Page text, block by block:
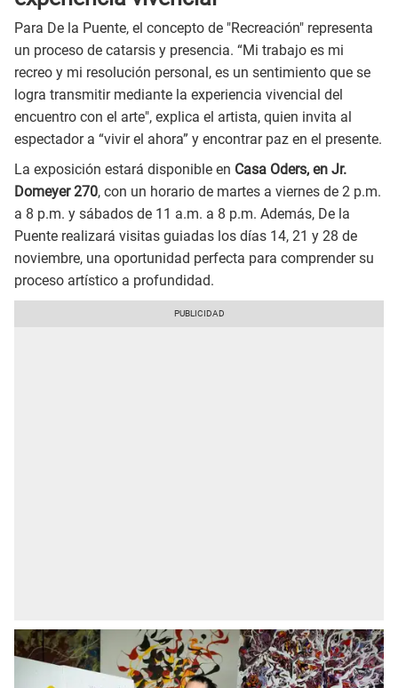
Para De la Puente, el concepto de "Recreación" representa
un proceso de catarsis y presencia. “Mi trabajo es mi
recreo y mi resolución personal, es un sentimiento que se
logra transmitir mediante la experiencia vivencial del
encuentro con el arte", explica el artista, quien invita al
espectador a “vivir el ahora” y encontrar paz en el presente.
La exposición estará disponible en Casa Oders, en Jr.
Domeyer 270, con un horario de martes a viernes de 2 p.m.
a 8 p.m. y sábados de 11 a.m. a 8 p.m. Además, De la
Puente realizará visitas guiadas los días 14, 21 y 28 de
noviembre, una oportunidad perfecta para comprender su
proceso artístico a profundidad.